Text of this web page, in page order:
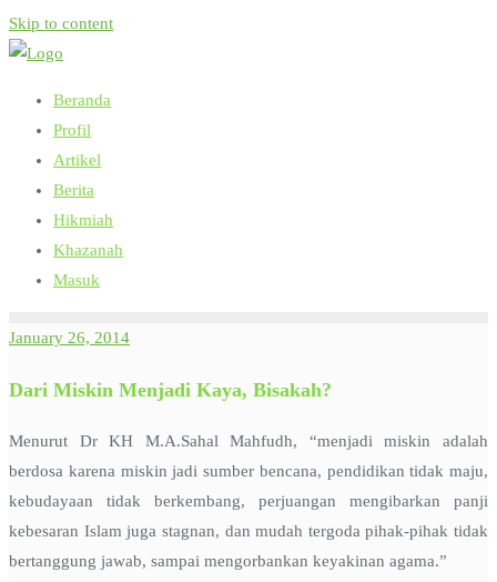
Skip to content
Beranda
Profil
Artikel
Berita
Hikmiah
Khazanah
Masuk
January 26, 2014
Dari Miskin Menjadi Kaya, Bisakah?
Menurut Dr KH M.A.Sahal Mahfudh, “menjadi miskin adalah
berdosa karena miskin jadi sumber bencana, pendidikan tidak maju,
kebudayaan tidak berkembang, perjuangan mengibarkan panji
kebesaran Islam juga stagnan, dan mudah tergoda pihak-pihak tidak
bertanggung jawab, sampai mengorbankan keyakinan agama.”